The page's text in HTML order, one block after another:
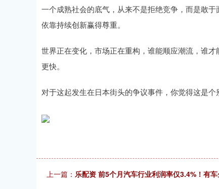
一个成熟社会的底气，从来不是拒绝竞争，而是敢
依靠持续创新赢得尊重。
世界正在变化，市场正在重构，谁能顺应潮流，谁
更快。
对于这起发生在日本街头的争议事件，你觉得这是
上一篇： 乐配资 前5个月汽车行业利润率仅3.4%！有